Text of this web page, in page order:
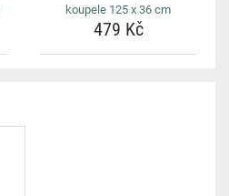
koupele 125 x 36 cm
479 Kč